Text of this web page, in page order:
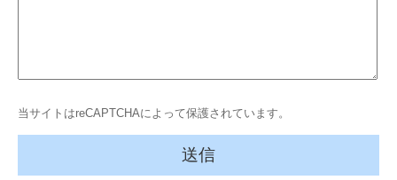
当サイトはreCAPTCHAによって保護されています。